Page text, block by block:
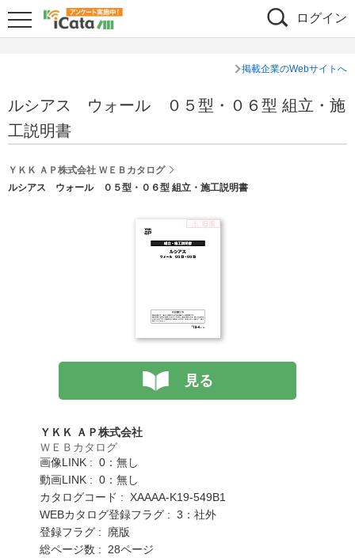
ログイン
掲載企業のWebサイトへ
ルシアス ウォール ０５型・０６型 組立・施
工説明書
ＹＫＫ ＡＰ株式会社 ＷＥＢカタログ
ルシアス ウォール ０５型・０６型 組立・施工説明書
見る
ＹＫＫ ＡＰ株式会社
ＷＥＢカタログ
画像LINK : 0：無し
動画LINK : 0：無し
カタログコード : XAAAA-K19-549B1
WEBカタログ登録フラグ : 3：社外
登録フラグ : 廃版
総ページ数 : 28ページ